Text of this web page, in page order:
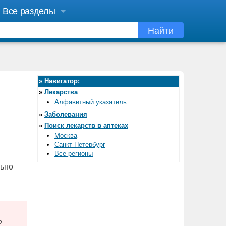
Все разделы
Найти
» Навигатор:
» Лекарства
Алфавитный указатель
» Заболевания
» Поиск лекарств в аптеках
Москва
Санкт-Петербург
Все регионы